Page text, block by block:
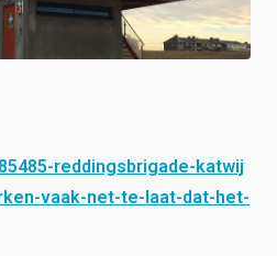
reddingsbrigade-katwij
vaak-net-te-laat-dat-het-